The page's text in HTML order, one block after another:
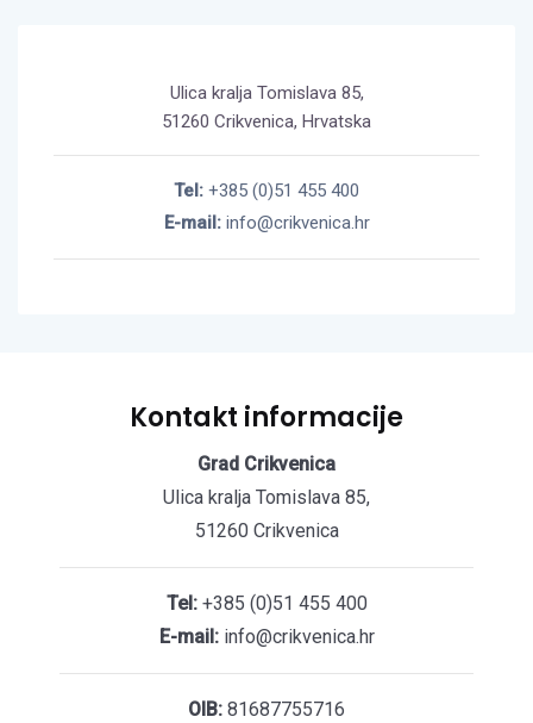
Ulica kralja Tomislava 85,
51260 Crikvenica, Hrvatska
Tel: +385 (0)51 455 400
E-mail:info@crikvenica.hr
Kontakt informacije
Grad Crikvenica
Ulica kralja Tomislava 85,
51260 Crikvenica
Tel:+385 (0)51 455 400
E-mail:info@crikvenica.hr
OIB: 81687755716